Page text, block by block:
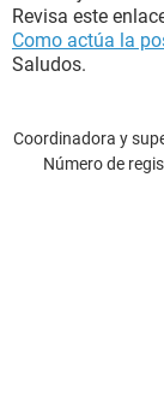
Revisa este
Como actúa la
Saludos.
Coordinadora y
Número de